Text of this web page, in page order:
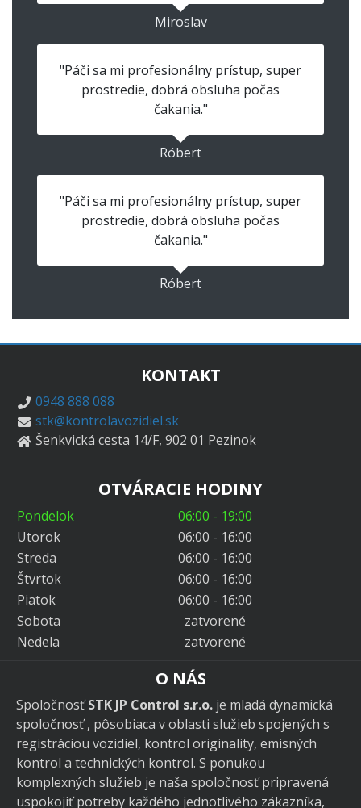
Miroslav
"Páči sa mi profesionálny prístup, super
prostredie, dobrá obsluha počas
čakania."
Róbert
"Páči sa mi profesionálny prístup, super
prostredie, dobrá obsluha počas
čakania."
Róbert
KONTAKT
0948 888 088
stk@kontrolavozidiel.sk
Šenkvická cesta 14/F, 902 01 Pezinok
OTVÁRACIE HODINY
Pondelok
06:00 - 19:00
Utorok
06:00 - 16:00
Streda
06:00 - 16:00
Štvrtok
06:00 - 16:00
Piatok
06:00 - 16:00
Sobota
zatvorené
Nedela
zatvorené
O NÁS
SpoločnosťSTK JP Control s.r.o. je mladá dynamická
spoločnosť , pôsobiaca v oblasti služieb spojených s
registráciou vozidiel, kontrol originality, emisných
kontrol a technických kontrol. S ponukou
komplexných služieb je naša spoločnosť pripravená
uspokojiť potreby každého jednotlivého zákazníka,